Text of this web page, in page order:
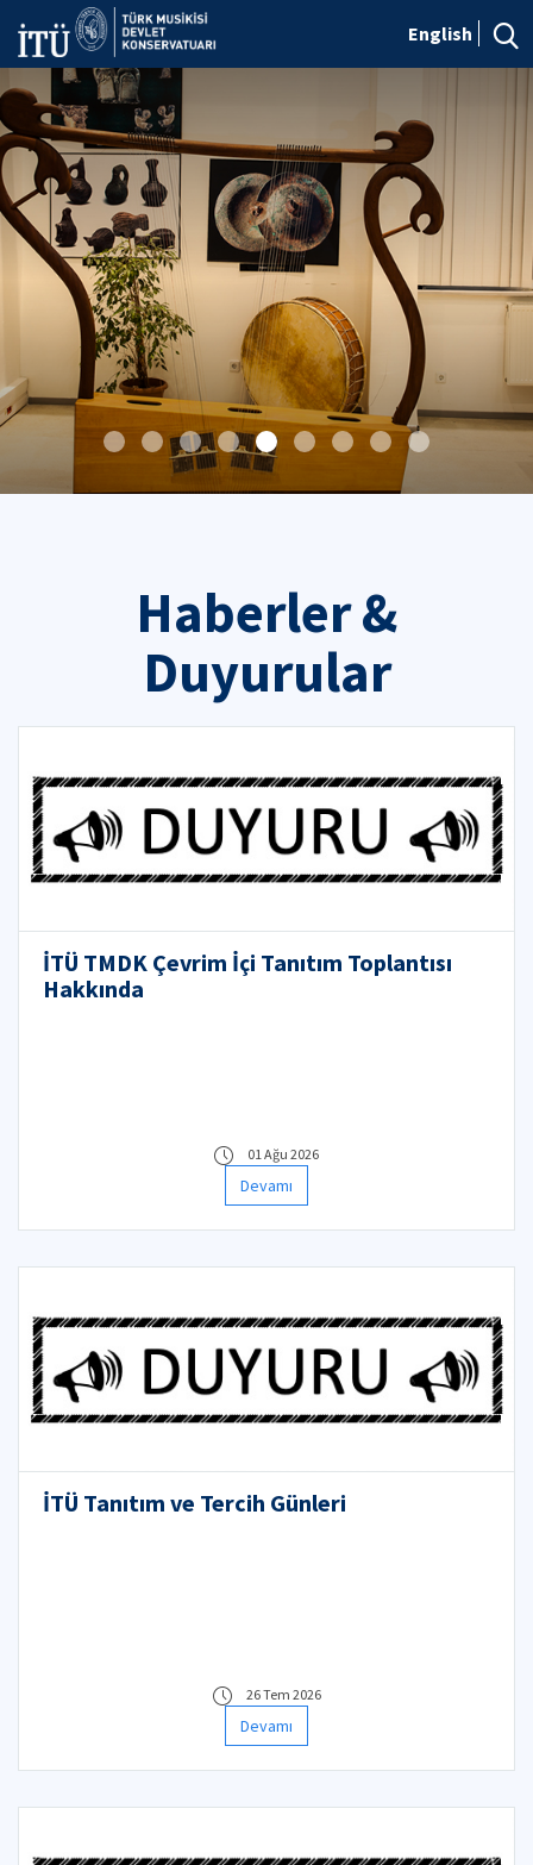
English
Haberler &
Duyurular
İTÜ TMDK Çevrim İçi Tanıtım Toplantısı
Hakkında
01 Ağu 2026
Devamı
İTÜ Tanıtım ve Tercih Günleri
26 Tem 2026
Devamı